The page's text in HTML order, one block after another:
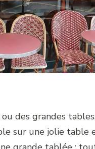
des grandes
sur une jolie table